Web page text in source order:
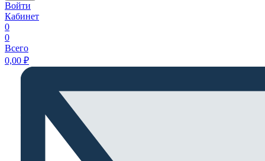
Войти
Кабинет
0
0
Всего
0,00 ₽